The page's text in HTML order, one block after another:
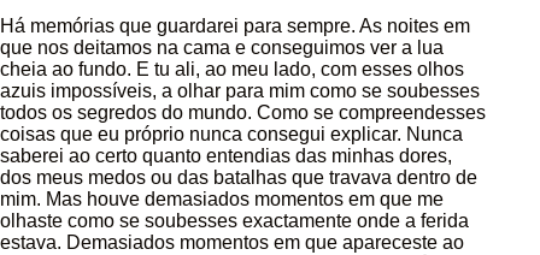
Há memórias que guardarei para sempre. As noites em
que nos deitamos na cama e conseguimos ver a lua
cheia ao fundo. E tu ali, ao meu lado, com esses olhos
azuis impossíveis, a olhar para mim como se soubesses
todos os segredos do mundo. Como se compreendesses
coisas que eu próprio nunca consegui explicar. Nunca
saberei ao certo quanto entendias das minhas dores,
dos meus medos ou das batalhas que travava dentro de
mim. Mas houve demasiados momentos em que me
olhaste como se soubesses exactamente onde a ferida
estava. Demasiados momentos em que apareceste ao